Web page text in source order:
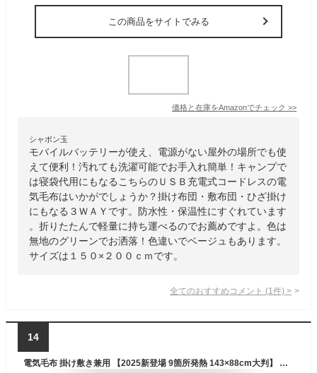
この商品をサイトでみる
価格と在庫をAmazonでチェック >>
シャボン玉
モバイルバッテリーが使え、電源がない屋外の場所でも使
えて便利！汚れても洗濯可能でお手入れ簡単！キャンプで
は寝袋代用にもなるこちらのＵＳＢ充電式コードレスの電
気毛布はいかがでしょうか？掛け布団・敷布団・ひざ掛け
にもなる３ＷＡＹです。防水性・保温性にすぐれています
。折りたたんで軽量に持ち運べるのでお薦めですよ。色は
無地のグリーンでお洒落！色違いでベージュもあります。
サイズは１５０×２００ｃｍです。
全てのおすすめコメント (1 件) >
14
電気毛布 掛け敷き兼用 【2025新登場 9箇所発熱 143×88cm大判】 USB/DC給電 電気ブランケット 電気ひざ掛け 22800mAhバッテリー付 3段階温度調節 MAX65℃ 日本製ヒーター 6Hタイマー 肩掛け 膝掛け 敷毛布 腰巻き ダニ退治 切り忘れ防止 丸洗い可 防寒対策 暖房器具 速暖 ブランケット 省エネ キャンプ 車中泊 アウトドア オフィス (グレー バッテリー付き)